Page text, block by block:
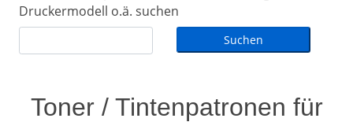
Druckermodell o.ä. suchen
Toner / Tintenpatronen für